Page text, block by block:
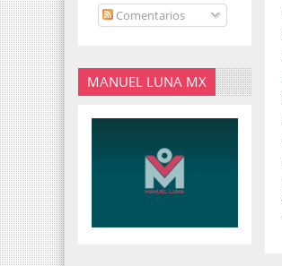
Comentarios
MANUEL LUNA MX